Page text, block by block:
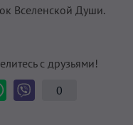
Вселенской Души.
с друзьями!
0